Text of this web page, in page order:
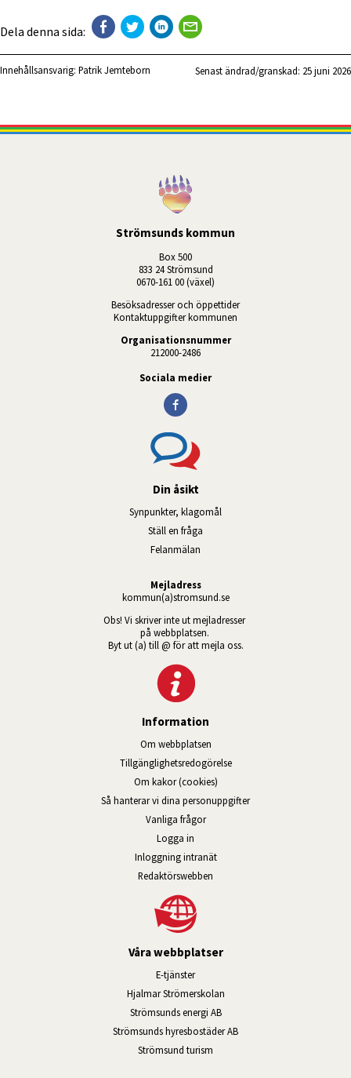
Dela denna sida:
Innehållsansvarig: Patrik Jemteborn Senast ändrad/granskad: 25 juni 2026
Strömsunds kommun
Box 500
833 24 Strömsund
0670-161 00 (växel)
Besöksadresser och öppettider
Kontaktuppgifter kommunen
Organisationsnummer
212000-2486
Sociala medier
Din åsikt
Synpunkter, klagomål
Ställ en fråga
Felanmälan
Mejladress
kommun(a)stromsund.se
Obs! Vi skriver inte ut mejladresser
på webbplatsen.
Byt ut (a) till @ för att mejla oss.
Information
Om webbplatsen
Tillgänglig­hets­redo­görelse
Om kakor (cookies)
Så hanterar vi dina personuppgifter
Vanliga frågor
Logga in
Inloggning intranätÖppnas i nytt fönster.
Redaktörswebben
Våra webbplatser
E-tjänsterLänk till annan webbplats, öppnas i
Hjalmar StrömerskolanLänk till annan webbplats,
Strömsunds energi ABLänk till annan webbplats,
Strömsunds hyresbostäder ABLänk till annan
Strömsund turism